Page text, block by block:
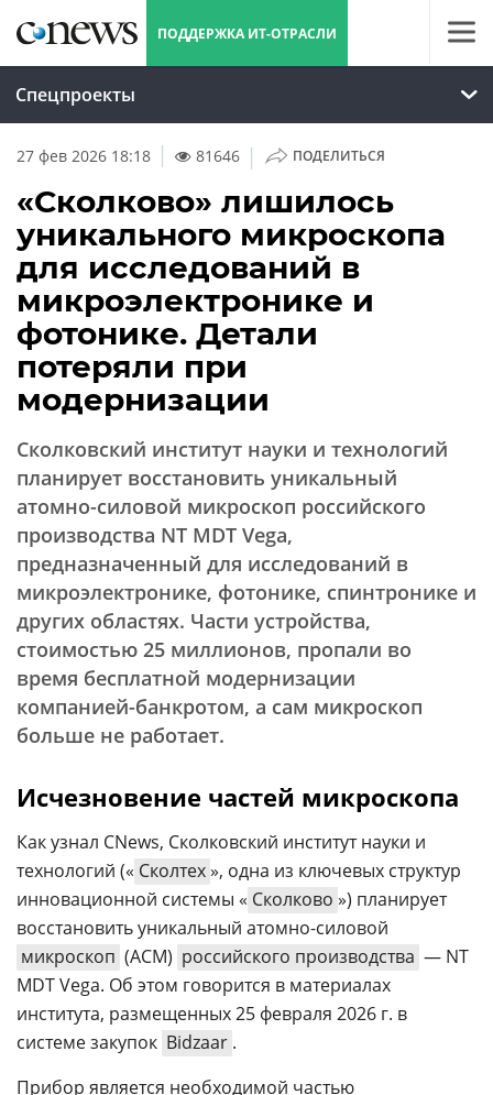
ПОДДЕРЖКА ИТ-ОТРАСЛИ
Спецпроекты
27 фев 2026 18:18 81646 | ПОДЕЛИТЬСЯ
«Сколково» лишилось
уникального микроскопа
для исследований в
микроэлектронике и
фотонике. Детали
потеряли при
модернизации
Сколковский институт науки и технологий
планирует восстановить уникальный
атомно-силовой микроскоп российского
производства NT MDT Vega,
предназначенный для исследований в
микроэлектронике, фотонике, спинтронике и
других областях. Части устройства,
стоимостью 25 миллионов, пропали во
время бесплатной модернизации
компанией-банкротом, а сам микроскоп
больше не работает.
Исчезновение частей микроскопа
Как узнал CNews, Сколковский институт науки и
технологий (« Сколтех», одна из ключевых структур
инновационной системы « Сколково ») планирует
восстановить уникальный атомно-силовой
микроскоп (АСМ) российского производства — NT
MDT Vega. Об этом говорится в материалах
института, размещенных 25 февраля 2026 г. в
системе закупок Bidzaar .
Прибор является необходимой частью